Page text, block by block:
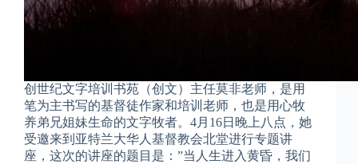
创世纪文字培训书苑（创文）主任莫非老师，是用
笔为主书写的基督徒作家和培训老师，也是用心牧
养弟兄姐妹生命的文字牧者。4月16日晚上八点，她
受邀来到亚特兰大华人基督教会北堂进行专题讲
座，这次的讲座的题目是：”当人生进入黄昏，我们